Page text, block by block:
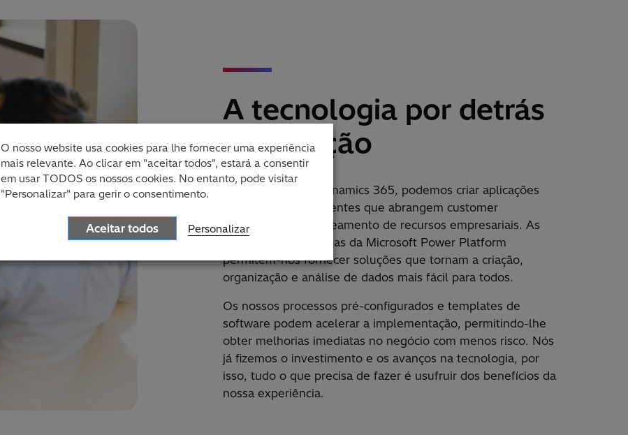
A tecnologia por detrás
da solução
Com o Microsoft Dynamics 365, podemos criar aplicações
empresariais inteligentes que abrangem customer
engagement e planeamento de recursos empresariais. As
adas da Microsoft Power Platform
permitem-nos fornecer soluções que tornam a criação,
organização e análise de dados mais fácil para todos.
Os nossos processos pré-configurados e templates de
software podem acelerar a implementação, permitindo-lhe
obter melhorias imediatas no negócio com menos risco. Nós
já fizemos o investimento e os avanços na tecnologia, por
isso, tudo o que precisa de fazer é usufruir dos benefícios da
nossa experiência.
O nosso website usa cookies para lhe fornecer uma experiência
mais relevante. Ao clicar em "aceitar todos", estará a consentir
em usar TODOS os nossos cookies. No entanto, pode visitar
"Personalizar" para gerir o consentimento.
Aceitar todos Personalizar